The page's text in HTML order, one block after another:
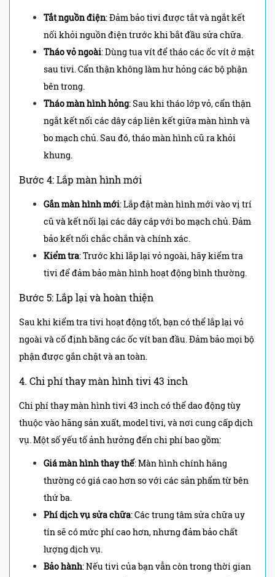
Tắt nguồn điện: Đảm bảo tivi được tắt và ngắt kết
nối khỏi nguồn điện trước khi bắt đầu sửa chữa.
Tháo vỏ ngoài: Dùng tua vít để tháo các ốc vít ở mặt
sau tivi. Cẩn thận không làm hư hỏng các bộ phận
bên trong.
Tháo màn hình hỏng: Sau khi tháo lớp vỏ, cẩn thận
ngắt kết nối các dây cáp liên kết giữa màn hình và
bo mạch chủ. Sau đó, tháo màn hình cũ ra khỏi
khung.
Bước 4: Lắp màn hình mới
Gắn màn hình mới: Lắp đặt màn hình mới vào vị trí
cũ và kết nối lại các dây cáp với bo mạch chủ. Đảm
bảo kết nối chắc chắn và chính xác.
Kiểm tra: Trước khi lắp lại vỏ ngoài, hãy kiểm tra
tivi để đảm bảo màn hình hoạt động bình thường.
Bước 5: Lắp lại và hoàn thiện
Sau khi kiểm tra tivi hoạt động tốt, bạn có thể lắp lại vỏ
ngoài và cố định bằng các ốc vít ban đầu. Đảm bảo mọi bộ
phận được gắn chặt và an toàn.
4. Chi phí thay màn hình tivi 43 inch
Chi phí thay màn hình tivi 43 inch có thể dao động tùy
thuộc vào hãng sản xuất, model tivi, và nơi cung cấp dịch
vụ. Một số yếu tố ảnh hưởng đến chi phí bao gồm:
Giá màn hình thay thế: Màn hình chính hãng
thường có giá cao hơn so với các sản phẩm từ bên
thứ ba.
Phí dịch vụ sửa chữa: Các trung tâm sửa chữa uy
tín sẽ có mức phí cao hơn, nhưng đảm bảo chất
lượng dịch vụ.
Bảo hành: Nếu tivi của bạn vẫn còn trong thời gian